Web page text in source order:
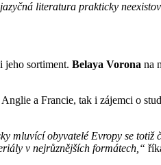
literatura prakticky
jeho sortiment. Belaya Vorona na
a Francie, tak i zájemci o
mluvící obyvatelé Evropy se
v nejrůznějších formátech,“